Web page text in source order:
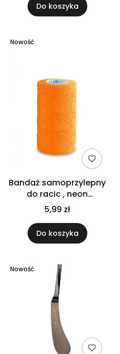
Do koszyka
Nowość
Bandaż samoprzylepny
do racic , neon
pomarańczowy
5,99 zł
Do koszyka
Nowość